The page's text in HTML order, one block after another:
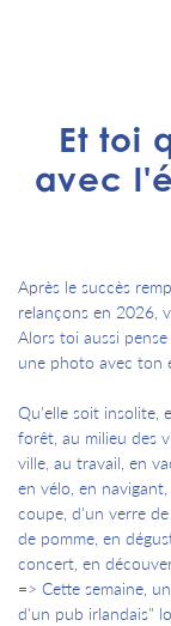
Et toi
avec
Après le succès
relançons en 2026,
Alors toi aussi
une photo avec ton
Qu'elle soit insolite,
forêt, au milieu des
ville, au travail, en
en vélo, en
coupe, d'un verre
de pomme, en
concert, en
=> Cette semaine,
d'un pub irlandais"